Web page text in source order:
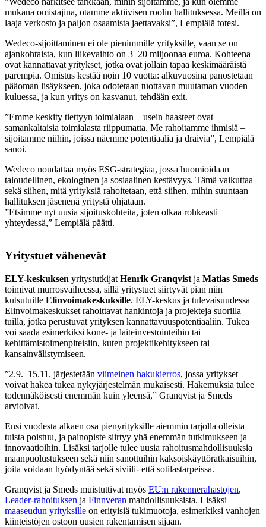
mukana omistajina, otamme aktiivisen roolin hallituksessa. Meillä on
laaja verkosto ja paljon osaamista jaettavaksi”, Lempiälä totesi.
Wedeco-sijoittaminen ei ole pienimmille yrityksille, vaan se on
ajankohtaista, kun liikevaihto on 3–20 miljoonaa euroa. Kohteena
ovat kannattavat yritykset, jotka ovat jollain tapaa keskimääräistä
parempia. Omistus kestää noin 10 vuotta: alkuvuosina panostetaan
pääoman lisäykseen, joka odotetaan tuottavan muutaman vuoden
kuluessa, ja kun yritys on kasvanut, tehdään exit.
”Emme keskity tiettyyn toimialaan – usein haasteet ovat
samankaltaisia toimialasta riippumatta. Me rahoitamme ihmisiä –
sijoitamme niihin, joissa näemme potentiaalia ja draivia”, Lempiälä
sanoi.
Wedeco noudattaa myös ESG-strategiaa, jossa huomioidaan
taloudellinen, ekologinen ja sosiaalinen kestävyys. Tämä vaikuttaa
sekä siihen, mitä yrityksiä rahoitetaan, että siihen, mihin suuntaan
hallituksen jäsenenä yritystä ohjataan.
”Etsimme nyt uusia sijoituskohteita, joten olkaa rohkeasti
yhteydessä,” Lempiälä päätti.
Yritystuet vähenevät
ELY-keskuksen yritystutkijat Henrik Granqvist ja Matias Smeds
toimivat murrosvaiheessa, sillä yritystuet siirtyvät pian niin
kutsutuille Elinvoimakeskuksille. ELY-keskus ja tulevaisuudessa
Elinvoimakeskukset rahoittavat hankintoja ja projekteja suorilla
tuilla, jotka perustuvat yrityksen kannattavuuspotentiaaliin. Tukea
voi saada esimerkiksi kone- ja laiteinvestointeihin tai
kehittämistoimenpiteisiin, kuten projektikehitykseen tai
kansainvälistymiseen.
”2.9.–15.11. järjestetään viimeinen hakukierros, jossa yritykset
voivat hakea tukea nykyjärjestelmän mukaisesti. Hakemuksia tulee
todennäköisesti enemmän kuin yleensä,” Granqvist ja Smeds
arvioivat.
Ensi vuodesta alkaen osa pienyrityksille aiemmin tarjolla olleista
tuista poistuu, ja painopiste siirtyy yhä enemmän tutkimukseen ja
innovaatioihin. Lisäksi tarjolle tulee uusia rahoitusmahdollisuuksia
maanpuolustukseen sekä niin sanottuihin kaksoiskäyttöratkaisuihin,
joita voidaan hyödyntää sekä siviili- että sotilastarpeissa.
Granqvist ja Smeds muistuttivat myös EU:n rakennerahastojen,
Leader-rahoituksen ja Finnveran mahdollisuuksista. Lisäksi
maaseudun yrityksille on erityisiä tukimuotoja, esimerkiksi vanhojen
kiinteistöjen ostoon uusien rakentamisen sijaan.